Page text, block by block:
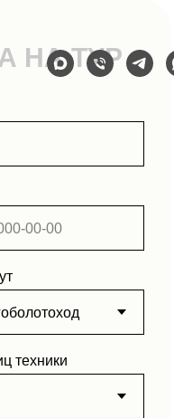
НА ТУР
техники